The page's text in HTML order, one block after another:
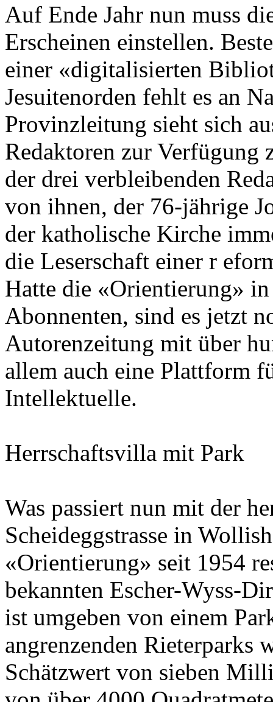
Auf Ende Jahr nun muss
Erscheinen einstellen.
einer «digitalisierten
Jesuitenorden fehlt es an
Provinzleitung sieht sich
Redaktoren zur Verfügung
der drei verbleibenden
von ihnen, der 76-jährige
der katholische Kirche
die Leserschaft einer r
Hatte die «Orientierung»
Abonnenten, sind es jetzt
Autorenzeitung mit über
allem auch eine Plattform
Intellektuelle.
Herrschaftsvilla mit Park
Was passiert nun mit der
Scheideggstrasse in
«Orientierung» seit 1954
bekannten Escher-Wyss-
ist umgeben von einem
angrenzenden Rieterparks
Schätzwert von sieben